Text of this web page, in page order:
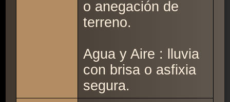
o anegación de
terreno.
Agua y Aire : lluvia
con brisa o asfixia
segura.